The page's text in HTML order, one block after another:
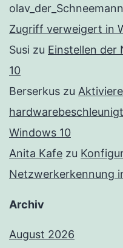
olav_der_Schneemann
Zugriff verweigert in
Susi zu Einstellen der
10
Berserkus zu
Windows 10
Anita Kafe zu
Netzwerkerkennung
Archiv
August 2026